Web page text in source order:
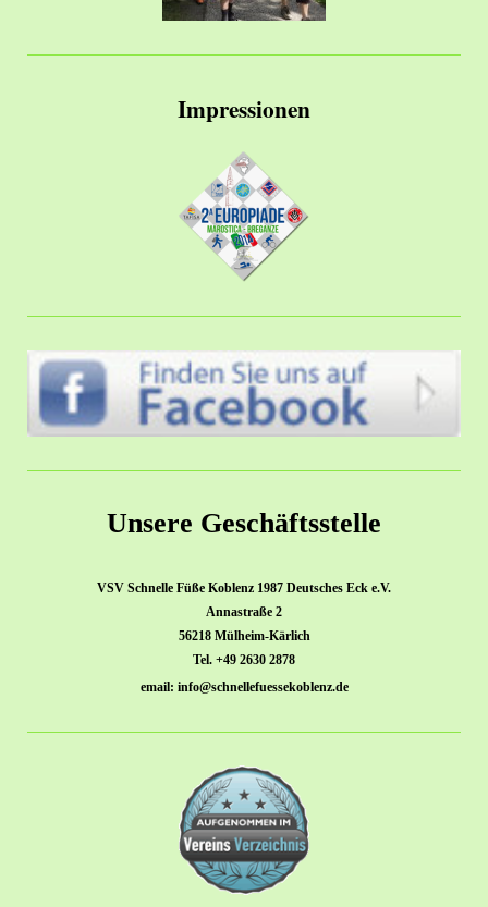
Impressionen
Unsere Geschäftsstelle
VSV Schnelle Füße Koblenz 1987 Deutsches Eck e.V.
Annastraße 2
56218 Mülheim-Kärlich
Tel. +49 2630 2878
email: info@schnellefuessekoblenz.de